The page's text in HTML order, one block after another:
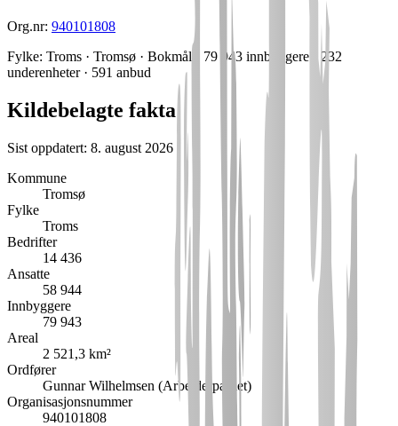
Org.nr: 940101808
Fylke: Troms · Tromsø · Bokmål · 79 943 innbyggere · 232
underenheter· 591 anbud
Kildebelagte fakta
Sist oppdatert: 8. august 2026
Kommune
Tromsø
Fylke
Troms
Bedrifter
14 436
Ansatte
58 944
Innbyggere
79 943
Areal
2 521,3 km²
Ordfører
Gunnar Wilhelmsen (Arbeiderpartiet)
Organisasjonsnummer
940101808